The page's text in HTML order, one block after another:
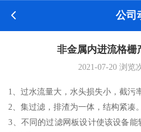
公司
非金属内进流格栅
2021-07-20 浏览
1、过水流量大，水头损失小，截污
2、集过滤，排渣为一体，结构紧凑。
3、不同的过滤网板设计使该设备